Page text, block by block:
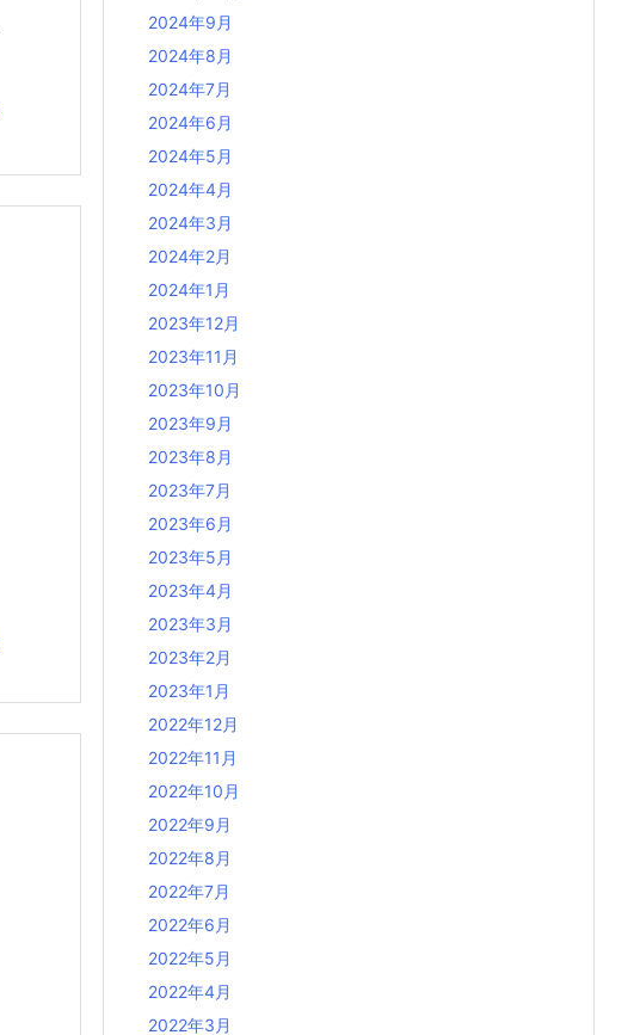
2024年9月
2024年8月
2024年7月
2024年6月
2024年5月
2024年4月
2024年3月
2024年2月
2024年1月
2023年12月
2023年11月
2023年10月
2023年9月
2023年8月
2023年7月
2023年6月
2023年5月
2023年4月
2023年3月
2023年2月
2023年1月
2022年12月
2022年11月
2022年10月
2022年9月
2022年8月
2022年7月
2022年6月
2022年5月
2022年4月
2022年3月